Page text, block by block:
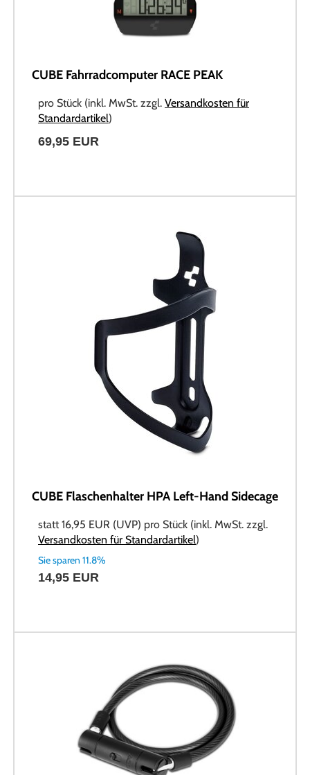
CUBE Fahrradcomputer RACE PEAK
pro Stück (inkl. MwSt. zzgl. Versandkosten für
Standardartikel)
69,95 EUR
CUBE Flaschenhalter HPA Left-Hand Sidecage
statt16,95 EUR (UVP) pro Stück (inkl. MwSt. zzgl.
Versandkosten für Standardartikel)
Sie sparen 11.8%
14,95 EUR